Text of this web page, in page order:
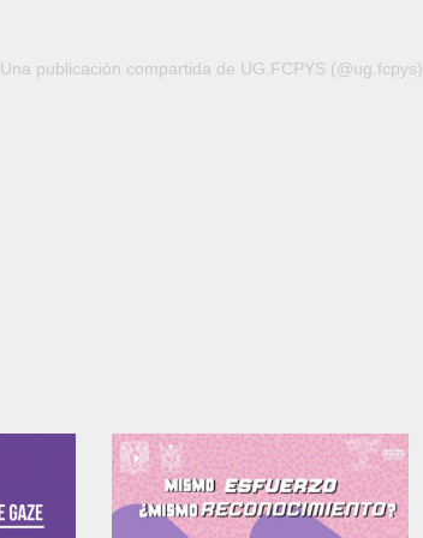
Una publicación compartida de UG.FCPYS (@ug.fcpys)